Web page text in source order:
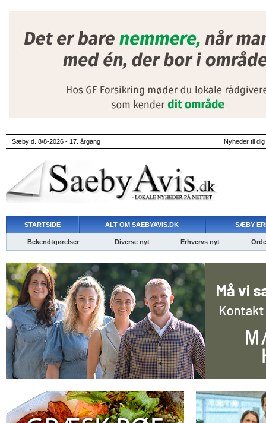
Sæby d. 8/8-2026 - 17. årgang Nyheder til
STARTSIDE ALT OM SAEBYAVIS.DK SÆBY
Bekendtgørelser Diverse nyt Erhvervs nyt